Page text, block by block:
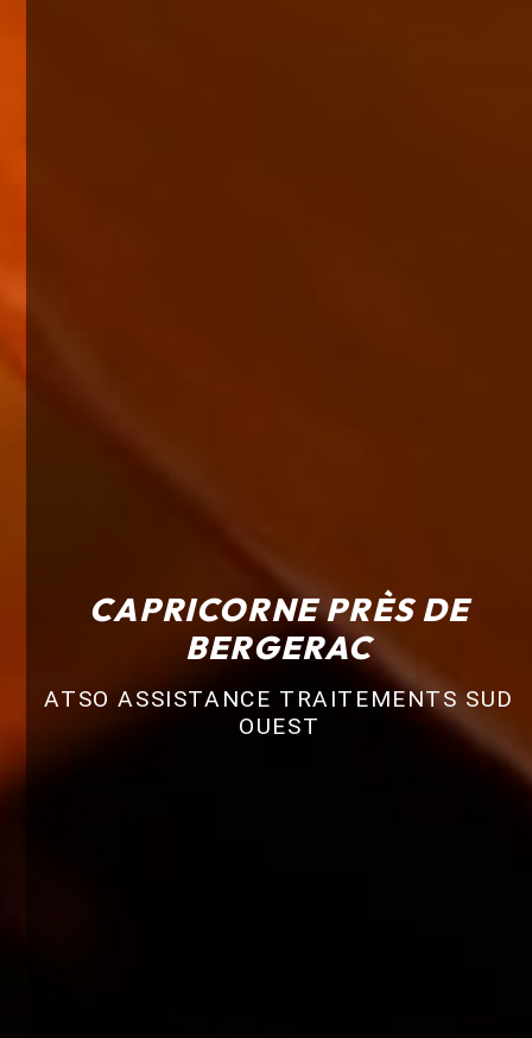
CAPRICORNE PRÈS DE
BERGERAC
ATSO ASSISTANCE TRAITEMENTS SUD
OUEST